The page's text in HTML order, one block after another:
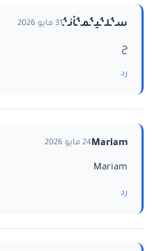
سـ‘ـُلـ‘ـُيـ‘ـُمـ‘ـُاْنـ‘ـُ31 مايو 2026
ح
رد
Mariam24 مايو 2026
Mariam
رد